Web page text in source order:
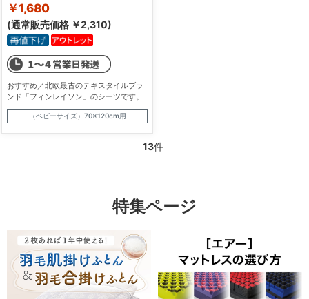
￥1,680
(通常販売価格￥2,310)
おすすめ／北欧最古のテキスタイルブラ
ンド「フィンレイソン」のシーツです。
（ベビーサイズ）70×120cm用
13件
特集ページ